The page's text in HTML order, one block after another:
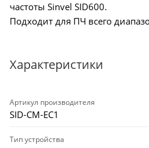
частоты Sinvel SID600.
Подходит для ПЧ всего
Характеристики
Артикул производителя
SID-CM-EC1
Тип устройства